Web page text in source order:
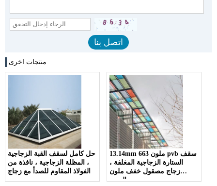
منتجات اخرى
حل كامل لسقف القبة الزجاجية
، المظلة الزجاجية ، نافذة من
الفولاذ المقاوم للصدأ مع زجاج
13.14mm 663 ملون pvb سقف
الستارة الزجاجية المغلفة ،
زجاج مصقول خفف ملون
السعر